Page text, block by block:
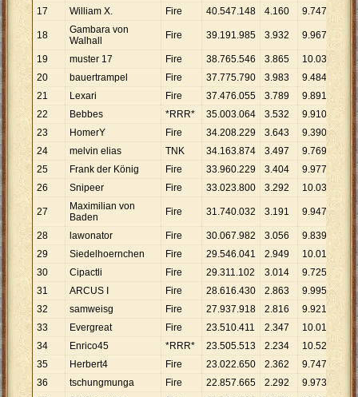
17
William X. Fire 40.547.148 4.160 9.747
18
Gambara von
Walhall
Fire 39.191.985 3.932 9.967
19 muster 17 Fire 38.765.546 3.865 10.030
20
bauertrampel Fire 37.775.790 3.983 9.484
21
Lexari Fire 37.476.055 3.789 9.891
22
Bebbes *RRR* 35.003.064 3.532 9.910
23
HomerY Fire 34.208.229 3.643 9.390
24
melvin elias TNK 34.163.874 3.497 9.769
25
Frank der König Fire 33.960.229 3.404 9.977
26
Snipeer Fire 33.023.800 3.292 10.032
27
Maximilian von
Baden
Fire 31.740.032 3.191 9.947
28 lawonator Fire 30.067.982 3.056 9.839
29
Siedelhoernchen Fire 29.546.041 2.949 10.019
30
Cipactli Fire 29.311.102 3.014 9.725
31
ARCUS I Fire 28.616.430 2.863 9.995
32
samweisg Fire 27.937.918 2.816 9.921
33
Evergreat Fire 23.510.411 2.347 10.017
34
Enrico45 *RRR* 23.505.513 2.234 10.522
35
Herbert4 Fire 23.022.650 2.362 9.747
36
tschungmunga Fire 22.857.665 2.292 9.973